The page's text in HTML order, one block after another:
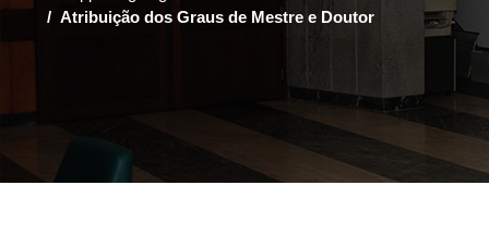
Atribuição dos Graus de Mestre e Doutor